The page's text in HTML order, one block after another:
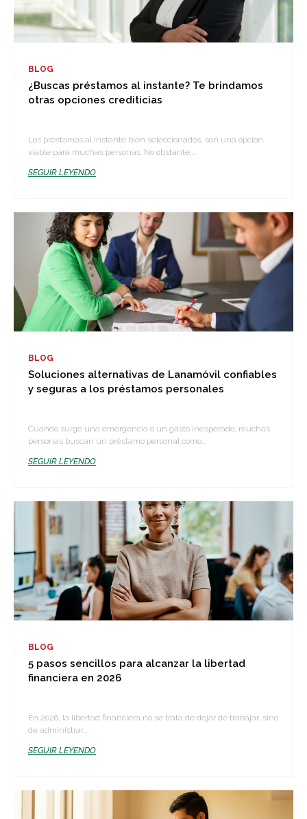
BLOG
¿Buscas préstamos al instante? Te brindamos
otras opciones crediticias
Los préstamos al instante bien seleccionados, son una opción
viable para muchas personas. No obstante,...
SEGUIR LEYENDO
BLOG
Soluciones alternativas de Lanamóvil confiables
y seguras a los préstamos personales
Cuando surge una emergencia o un gasto inesperado, muchas
personas buscan un préstamo personal como...
SEGUIR LEYENDO
BLOG
5 pasos sencillos para alcanzar la libertad
financiera en 2026
En 2026, la libertad financiera no se trata de dejar de trabajar, sino
de administrar...
SEGUIR LEYENDO